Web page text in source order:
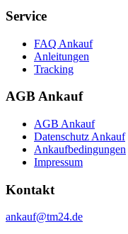
Service
FAQ Ankauf
Anleitungen
Tracking
AGB Ankauf
AGB Ankauf
Datenschutz Ankauf
Ankaufbedingungen
Impressum
Kontakt
ankauf@tm24.de